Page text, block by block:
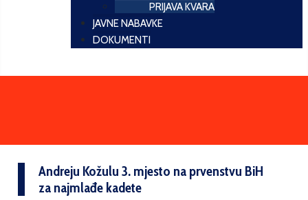
PRIJAVA KVARA
JAVNE NABAVKE
DOKUMENTI
Andreju Kožulu 3. mjesto na prvenstvu BiH
za najmlađe kadete